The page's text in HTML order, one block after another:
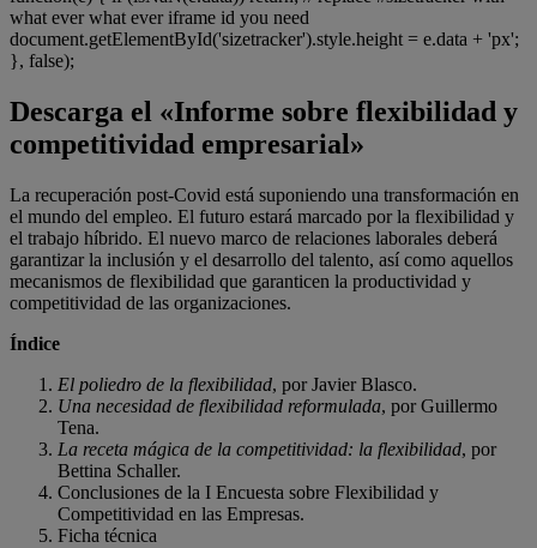
what ever what ever iframe id you need
document.getElementById('sizetracker').style.height = e.data + 'px';
}, false);
Descarga el «Informe sobre flexibilidad y
competitividad empresarial»
La recuperación post-Covid está suponiendo una transformación en
el mundo del empleo. El futuro estará marcado por la flexibilidad y
el trabajo híbrido. El nuevo marco de relaciones laborales deberá
garantizar la inclusión y el desarrollo del talento, así como aquellos
mecanismos de flexibilidad que garanticen la productividad y
competitividad de las organizaciones.
Índice
El poliedro de la flexibilidad, por Javier Blasco.
Una necesidad de flexibilidad reformulada, por Guillermo
Tena.
La receta mágica de la competitividad: la flexibilidad, por
Bettina Schaller.
Conclusiones de la I Encuesta sobre Flexibilidad y
Competitividad en las Empresas.
Ficha técnica